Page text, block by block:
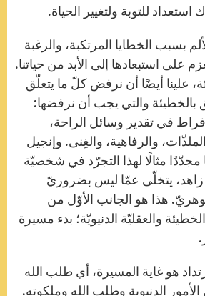
للتوبة ولتغيير الحياة.
بسبب الخطايا المرتكبة، والرغبة
على استبعادها إلى الأبد من حياتنا.
علينا أيضًا أن نرفض كلّ ما يتعلّق
بالخطيئة والتي يجب أن نرفضها:
في تقدير وسائل الراحة،
والرفاهية، والغِنى. وإنجيل
مجدّدًا مثالًا لهذا التجرّد في شخصيّة
يتخلّى عمّا ليس بضروريّ
هذا هو الجانب الأوّل من
الخطيئة والعقليّة الدنيويّة؛ بدء مسيرة
هو غاية المسيرة، أي طلب الله
الأمور الدنيوية وطلب الله وملكوته.